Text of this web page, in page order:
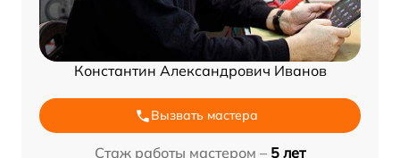
Константин Александрович Иванов
Вызвать мастера
Стаж работы мастером – 5 лет